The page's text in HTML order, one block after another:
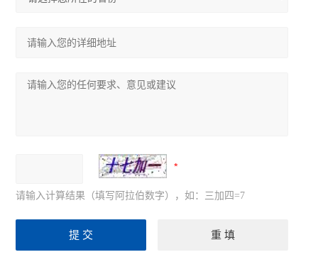
请输入计算结果（填写阿拉伯数字），如：三加四=7